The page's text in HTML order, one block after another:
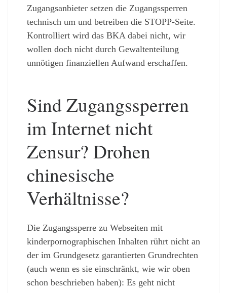
Zugangsanbieter setzen die Zugangssperren
technisch um und betreiben die STOPP-Seite.
Kontrolliert wird das BKA dabei nicht, wir
wollen doch nicht durch Gewaltenteilung
unnötigen finanziellen Aufwand erschaffen.
Sind Zugangssperren
im Internet nicht
Zensur? Drohen
chinesische
Verhältnisse?
Die Zugangssperre zu Webseiten mit
kinderpornographischen Inhalten rührt nicht an
der im Grundgesetz garantierten Grundrechten
(auch wenn es sie einschränkt, wie wir oben
schon beschrieben haben): Es geht nicht